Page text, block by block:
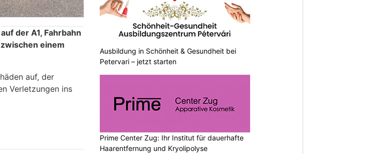
der A1, Fahrbahn
einem
auf, der
Verletzungen ins
Ausbildung in Schönheit & Gesundheit bei
Petervari – jetzt starten
Prime Center Zug: Ihr Institut für dauerhafte
Haarentfernung und Kryolipolyse